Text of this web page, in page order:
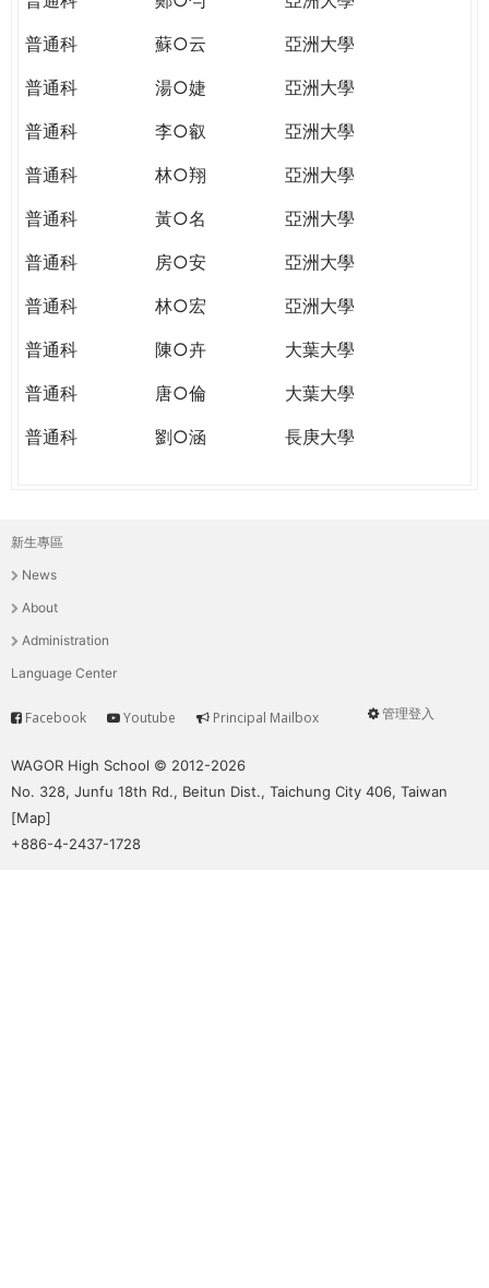
普通科
蘇○云
亞洲大學
普通科
湯○婕
亞洲大學
普通科
李○叡
亞洲大學
普通科
林○翔
亞洲大學
普通科
黃○名
亞洲大學
普通科
房○安
亞洲大學
普通科
林○宏
亞洲大學
普通科
陳○卉
大葉大學
普通科
唐○倫
大葉大學
普通科
劉○涵 長庚大學
主
選
單
新生專區
News
About
Administration
Language Center
User
管理登入
Service
Facebook Youtube Principal Mailbox
WAGOR High School © 2012-2026
No. 328, Junfu 18th Rd., Beitun Dist., Taichung City 406, Taiwan
[Map]
+886-4-2437-1728